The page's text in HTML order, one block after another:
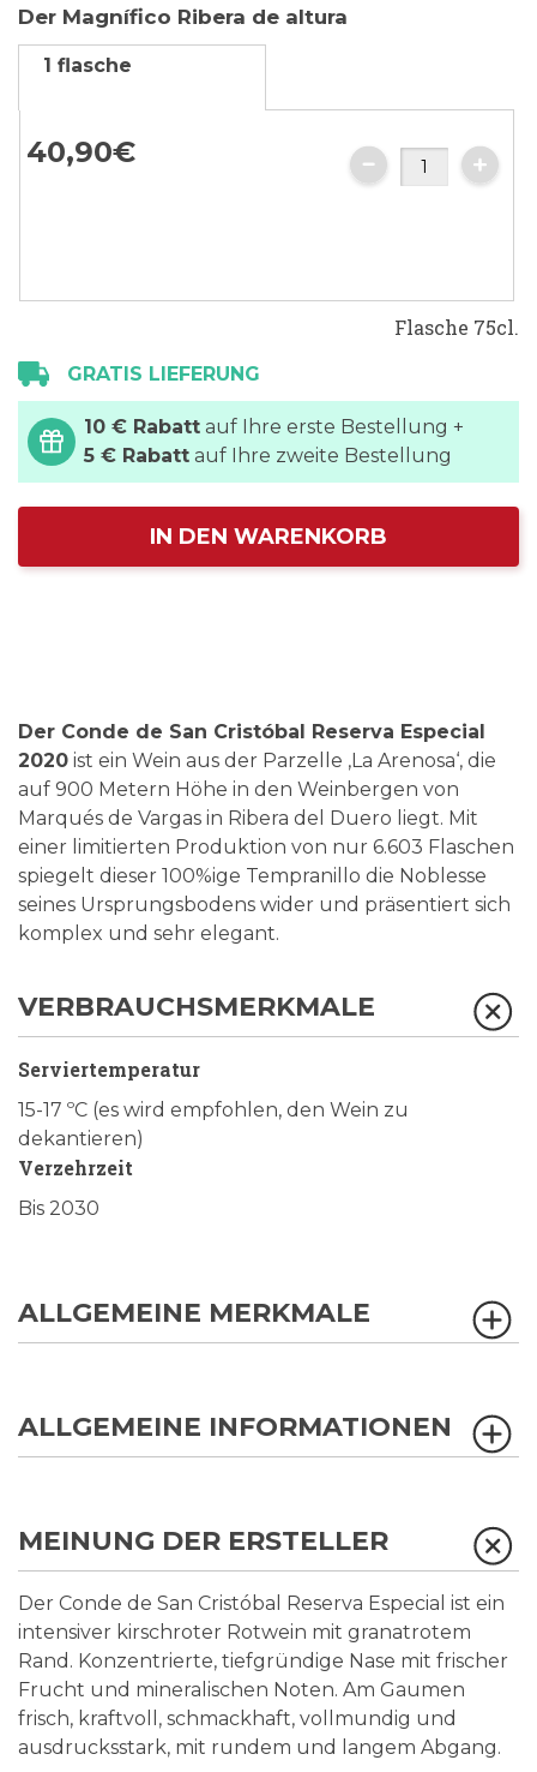
der
Bildgalerie
springen
Der Magnífico Ribera de altura
1 flasche
40,90€
Flasche 75cl.
GRATIS LIEFERUNG
10 € Rabatt auf Ihre erste Bestellung +
5 € Rabatt auf Ihre zweite Bestellung
IN DEN WARENKORB
Der Conde de San Cristóbal Reserva Especial
2020 ist ein Wein aus der Parzelle ‚La Arenosa‘, die
auf 900 Metern Höhe in den Weinbergen von
Marqués de Vargas in Ribera del Duero liegt. Mit
einer limitierten Produktion von nur 6.603 Flaschen
spiegelt dieser 100%ige Tempranillo die Noblesse
seines Ursprungsbodens wider und präsentiert sich
komplex und sehr elegant.
VERBRAUCHSMERKMALE
Serviertemperatur
15-17 ºC (es wird empfohlen, den Wein zu
dekantieren)
Verzehrzeit
Bis 2030
ALLGEMEINE MERKMALE
ALLGEMEINE INFORMATIONEN
MEINUNG DER ERSTELLER
Der Conde de San Cristóbal Reserva Especial ist ein
intensiver kirschroter Rotwein mit granatrotem
Rand. Konzentrierte, tiefgründige Nase mit frischer
Frucht und mineralischen Noten. Am Gaumen
frisch, kraftvoll, schmackhaft, vollmundig und
ausdrucksstark, mit rundem und langem Abgang.